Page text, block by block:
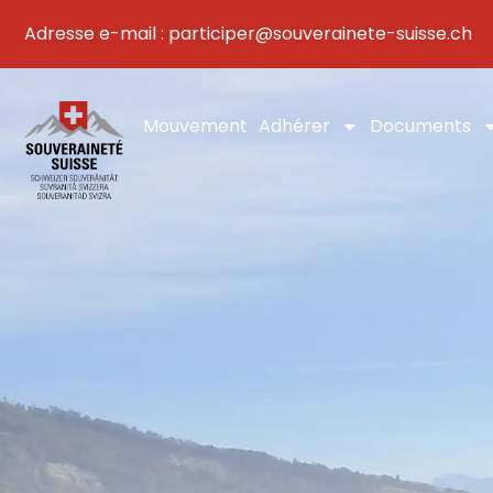
contenu
Adresse e-mail : participer@souverainete-suisse.ch
Mouvement Adhérer Documents